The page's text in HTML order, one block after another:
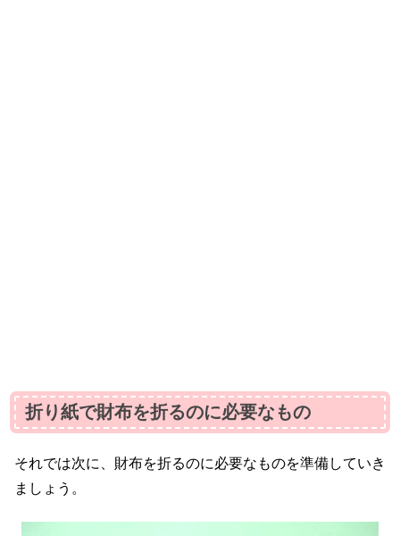
折り紙で財布を折るのに必要なもの
それでは次に、財布を折るのに必要なものを準備していき
ましょう。